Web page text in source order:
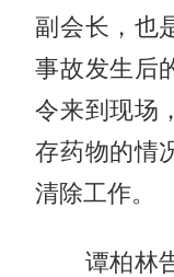
副会长，也
事故发生后
令来到现场
存药物的情
清除工作。
谭柏林告